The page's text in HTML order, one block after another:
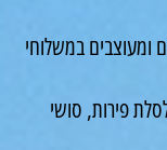
במשלוחי
סושי